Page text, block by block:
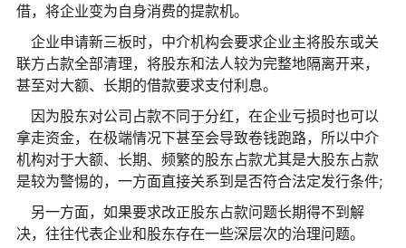
借，将企业变为自身消费的提款机。
企业申请新三板时，中介机构会要求企业主将股东或关
联方占款全部清理，将股东和法人较为完整地隔离开来，
甚至对大额、长期的借款要求支付利息。
因为股东对公司占款不同于分红，在企业亏损时也可以
拿走资金，在极端情况下甚至会导致卷钱跑路，所以中介
机构对于大额、长期、频繁的股东占款尤其是大股东占款
是较为警惕的，一方面直接关系到是否符合法定发行条件;
另一方面，如果要求改正股东占款问题长期得不到解
决，往往代表企业和股东存在一些深层次的治理问题。